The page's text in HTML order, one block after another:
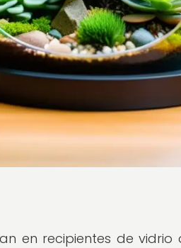
en recipientes de vidrio